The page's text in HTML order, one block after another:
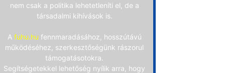
nem csak a politika lehetetleníti el, de a
társadalmi kihívások is.
A fuhu.hu fennmaradásához, hosszútávú
működéséhez, szerkesztőségünk rászorul
támogatásotokra.
Segítségetekkel lehetőség nyílik arra, hogy